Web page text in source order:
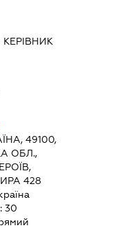
КЕРІВНИК
49100,
ОБЛ.,
428
30